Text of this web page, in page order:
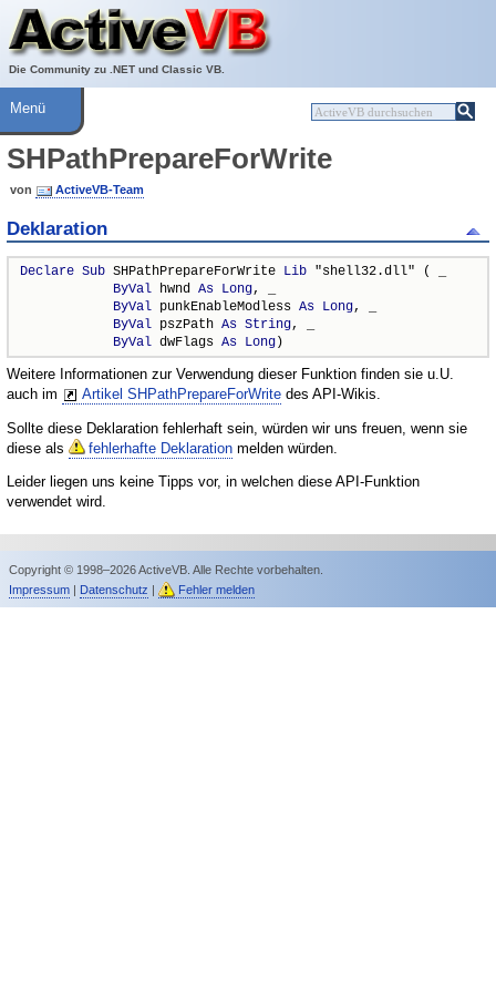
Die Community zu .NET und Classic VB.
Über ActiveVB
Hilfe
Menü
SHPathPrepareForWrite
von ActiveVB-Team
Deklaration
Declare Sub SHPathPrepareForWrite Lib "shell32.dll" ( _
ByVal hwnd As Long, _
ByVal punkEnableModless As Long, _
ByVal pszPath As String, _
ByVal dwFlags As Long)
Weitere Informationen zur Verwendung dieser Funktion finden sie u.U.
auch im
Artikel SHPathPrepareForWrite des API-Wikis.
Sollte diese Deklaration fehlerhaft sein, würden wir uns freuen, wenn sie
diese als
fehlerhafte Deklaration melden würden.
Leider liegen uns keine Tipps vor, in welchen diese API-Funktion
verwendet wird.
Copyright © 1998–2026 ActiveVB. Alle Rechte vorbehalten.
Impressum| Datenschutz | Fehler melden